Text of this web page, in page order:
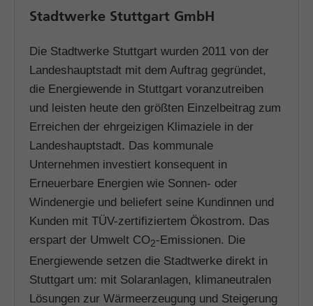
Stadtwerke Stuttgart GmbH
Die Stadtwerke Stuttgart wurden 2011 von der
Landeshauptstadt mit dem Auftrag gegründet,
die Energiewende in Stuttgart voranzutreiben
und leisten heute den größten Einzelbeitrag zum
Erreichen der ehrgeizigen Klimaziele in der
Landeshauptstadt. Das kommunale
Unternehmen investiert konsequent in
Erneuerbare Energien wie Sonnen- oder
Windenergie und beliefert seine Kundinnen und
Kunden mit TÜV-zertifiziertem Ökostrom. Das
erspart der Umwelt CO2-Emissionen. Die
Energiewende setzen die Stadtwerke direkt in
Stuttgart um: mit Solaranlagen, klimaneutralen
Lösungen zur Wärmeerzeugung und Steigerung